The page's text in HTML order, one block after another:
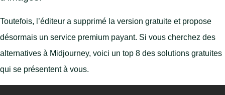
Toutefois, l’éditeur a supprimé la version gratuite et propose
désormais un service premium payant. Si vous cherchez des
alternatives à Midjourney, voici un top 8 des solutions gratuites
qui se présentent à vous.